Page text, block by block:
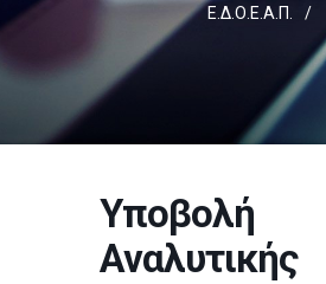
Ε.Δ.Ο.Ε.Α.Π.
/
Υποβολή
Αναλυτικής